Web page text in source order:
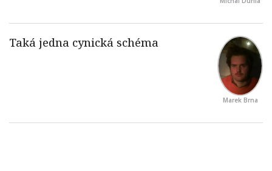
Marek Brna